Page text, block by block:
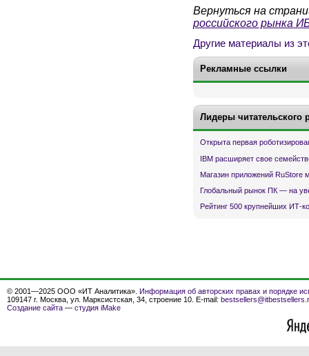
Вернуться на
российского рынка
Другие материалы из
Рекламные ссылки
Лидеры читательского
Открыта первая
IBM расширяет свое
Магазин приложений RuStore
Глобальный рынок ПК — на
Рейтинг 500 крупнейших ИТ-
© 2001—2025 ООО «ИТ Аналитика». Информация об авторских правах и порядке
109147 г. Москва, ул. Марксистская, 34, строение 10. E-mail:
Создание сайта — студия iMake